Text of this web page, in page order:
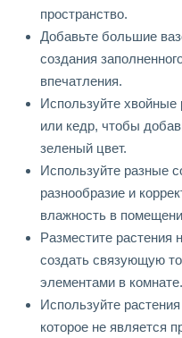
пространство.
Добавьте большие
создания
впечатления.
Используйте хвойные
или кедр, чтобы
зеленый цвет.
Используйте разные
разнообразие и
влажность в
Разместите растения
создать связующую
элементами в комнате.
Используйте
которое не является